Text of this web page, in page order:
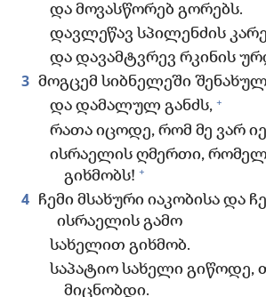
და მოვასწორებ გორებს.
დავლეწავ სპილენძის
და დავამტვრევ რკინის
3 მოგცემ სიბნელეში
და დამალულ განძს, +
რათა იცოდე, რომ მე ვარ
ისრაელის ღმერთი,
გიხმობს! +
4 ჩემი მსახური იაკობისა და
ისრაელის გამო
სახელით გიხმობ.
საპატიო სახელი გიწოდე,
მიცნობდი.